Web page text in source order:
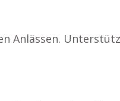
Anlässen.